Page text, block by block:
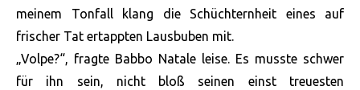
meinem Tonfall klang die Schüchternheit eines auf
frischer Tat ertappten Lausbuben mit.
„Volpe?“, fragte Babbo Natale leise. Es musste schwer
für ihn sein, nicht bloß seinen einst treuesten